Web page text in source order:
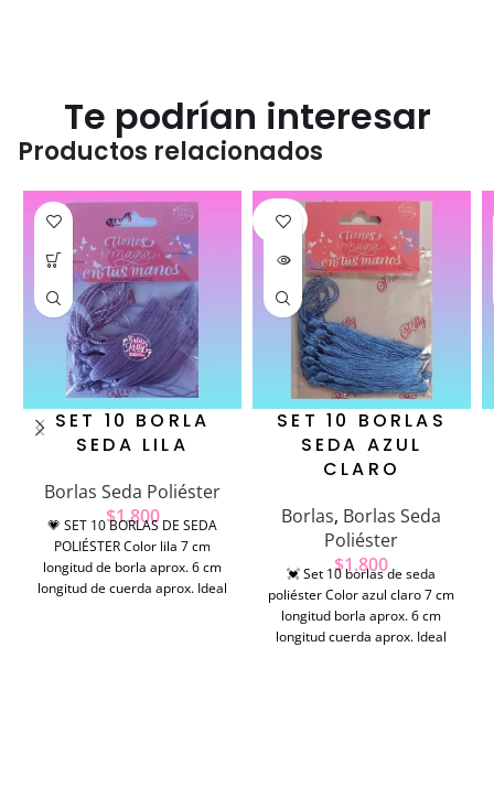
Te podrían interesar
Productos relacionados
SET 10 BORLA
SEDA LILA
Borlas Seda Poliéster
$1.800
💗 SET 10 BORLAS DE SEDA
POLIÉSTER Color lila 7 cm
longitud de borla aprox. 6 cm
longitud de cuerda aprox. Ideal
SOLD
OUT
SET 10 BORLAS
SEDA AZUL
CLARO
Borlas, Borlas Seda
Poliéster
$1.800
💓 Set 10 borlas de seda
poliéster Color azul claro 7 cm
longitud borla aprox. 6 cm
longitud cuerda aprox. Ideal